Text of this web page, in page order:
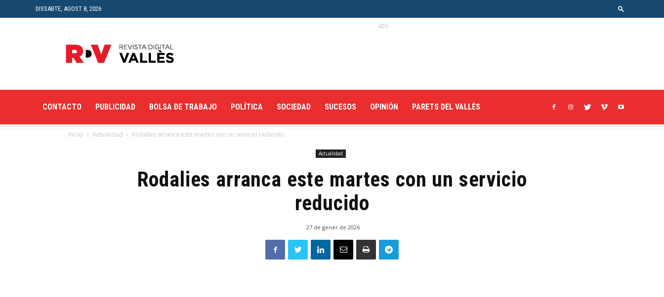
DISSABTE, AGOST 8, 2026
Digital
del
ADS
CONTACTO PUBLICIDAD BOLSA DE TRABAJO POLÍTICA SOCIEDAD SUCESOS OPINIÓN PARETS DEL VALLÈS
Inicio Actualidad Rodalies arranca este martes con un servicio reducido
Actualidad
Rodalies arranca este martes con un servicio
reducido
27 de gener de 2026